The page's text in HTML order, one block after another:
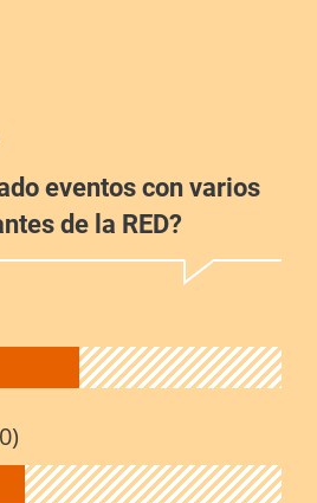
eventos con varios
de la RED?